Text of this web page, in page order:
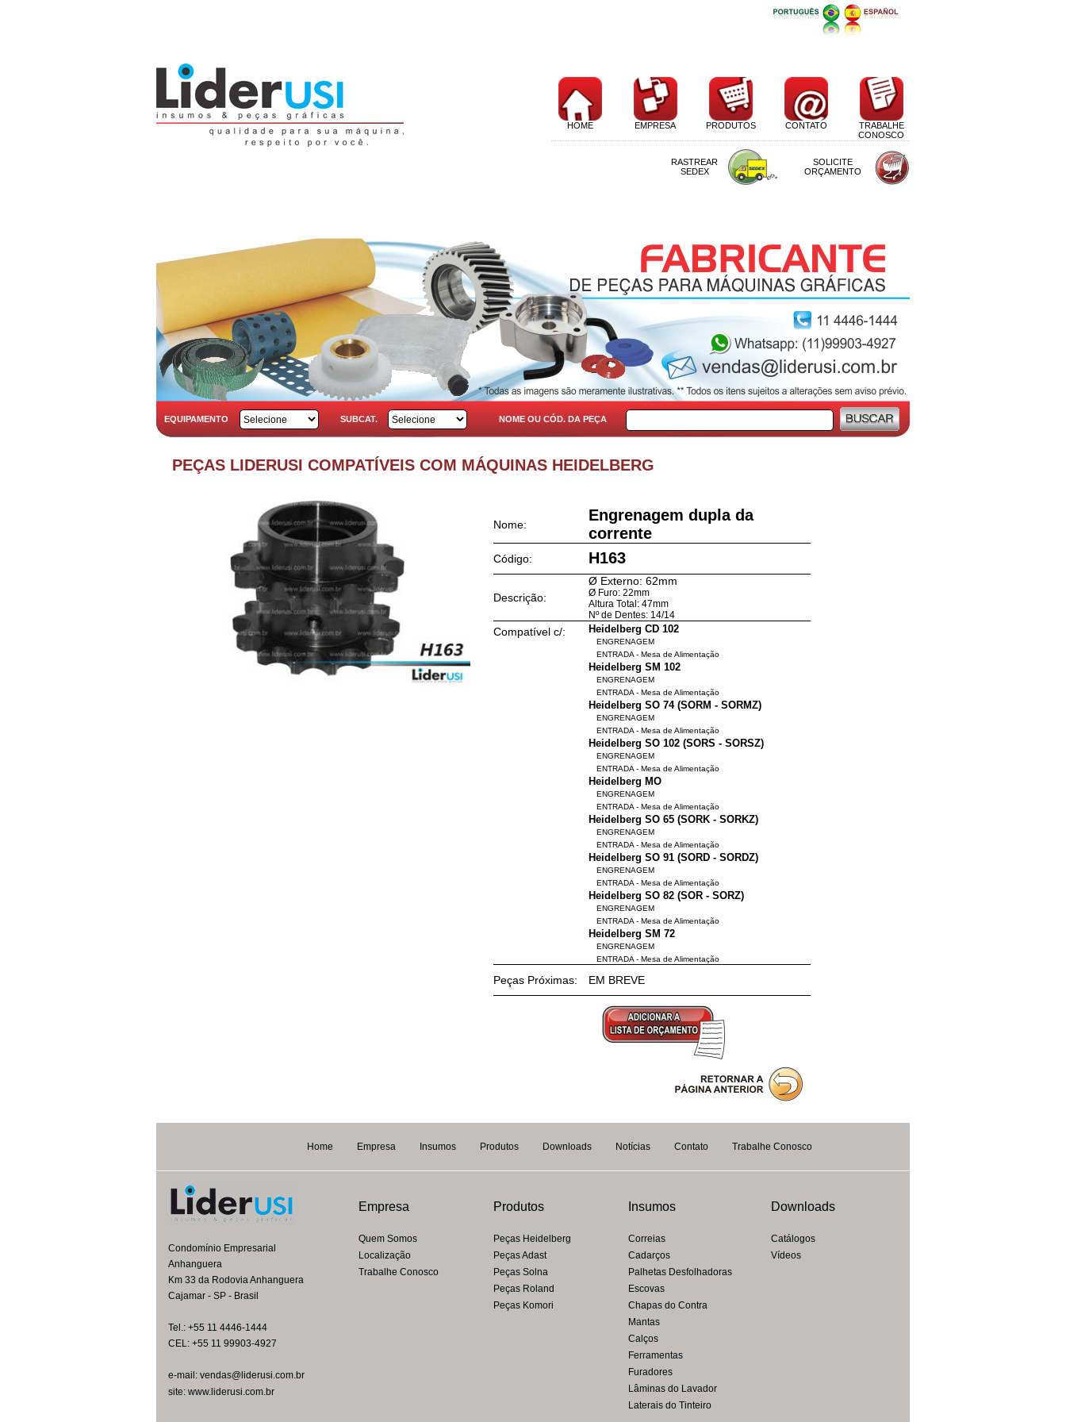
HOME EMPRESA PRODUTOS CONTATO
TRABALHE
CONOSCO
RASTREAR
SEDEX
SOLICITE
ORÇAMENTO
EQUIPAMENTO SUBCAT. NOME OU CÓD. DA PEÇA
PEÇAS LIDERUSI COMPATÍVEIS COM MÁQUINAS HEIDELBERG
Nome:
Engrenagem dupla da
corrente
Código: H163
Descrição:
Ø Externo: 62mm
Ø Furo: 22mm
Altura Total: 47mm
Nº de Dentes: 14/14
Compatível c/: Heidelberg CD 102
ENGRENAGEM
ENTRADA - Mesa de Alimentação
Heidelberg SM 102
ENGRENAGEM
ENTRADA - Mesa de Alimentação
Heidelberg SO 74 (SORM - SORMZ)
ENGRENAGEM
ENTRADA - Mesa de Alimentação
Heidelberg SO 102 (SORS - SORSZ)
ENGRENAGEM
ENTRADA - Mesa de Alimentação
Heidelberg MO
ENGRENAGEM
ENTRADA - Mesa de Alimentação
Heidelberg SO 65 (SORK - SORKZ)
ENGRENAGEM
ENTRADA - Mesa de Alimentação
Heidelberg SO 91 (SORD - SORDZ)
ENGRENAGEM
ENTRADA - Mesa de Alimentação
Heidelberg SO 82 (SOR - SORZ)
ENGRENAGEM
ENTRADA - Mesa de Alimentação
Heidelberg SM 72
ENGRENAGEM
ENTRADA - Mesa de Alimentação
Peças Próximas: EM BREVE
Home Empresa Insumos Produtos Downloads Notícias Contato Trabalhe Conosco
Condomínio Empresarial
Anhanguera
Km 33 da Rodovia Anhanguera
Cajamar - SP - Brasil
Tel.: +55 11 4446-1444
CEL: +55 11 99903-4927
e-mail: vendas@liderusi.com.br
site: www.liderusi.com.br
Empresa
Quem Somos
Localização
Trabalhe Conosco
Produtos
Peças Heidelberg
Peças Adast
Peças Solna
Peças Roland
Peças Komori
Insumos
Correias
Cadarços
Palhetas Desfolhadoras
Escovas
Chapas do Contra
Mantas
Calços
Ferramentas
Furadores
Lâminas do Lavador
Laterais do Tinteiro
Downloads
Catálogos
Vídeos